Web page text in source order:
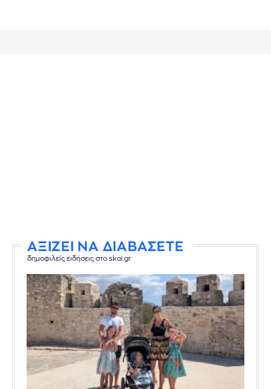
ΑΞΙΖΕΙ ΝΑ ΔΙΑΒΑΣΕΤΕ
δημοφιλείς ειδήσεις στο skai.gr